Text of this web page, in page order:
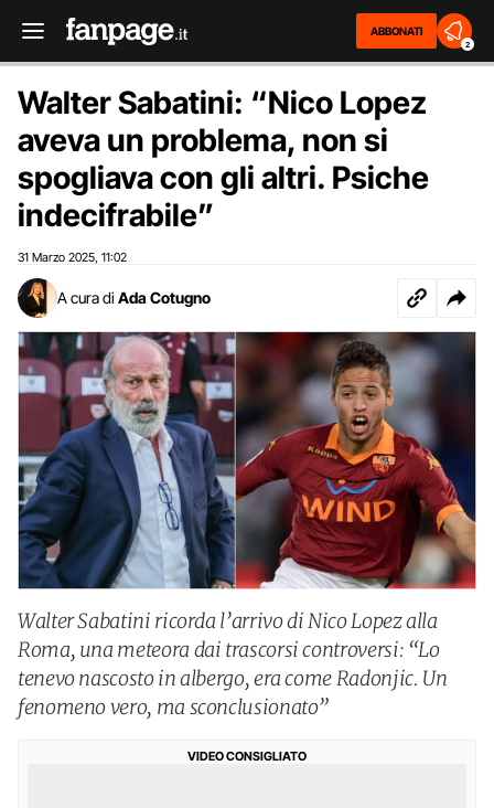
ABBONATI
2
Walter Sabatini: “Nico Lopez
aveva un problema, non si
spogliava con gli altri. Psiche
indecifrabile”
31 Marzo 2025 11:02
A cura di Ada Cotugno
Walter Sabatini ricorda l’arrivo di Nico Lopez alla
Roma, una meteora dai trascorsi controversi: “Lo
tenevo nascosto in albergo, era come Radonjic. Un
fenomeno vero, ma sconclusionato”
VIDEO CONSIGLIATO